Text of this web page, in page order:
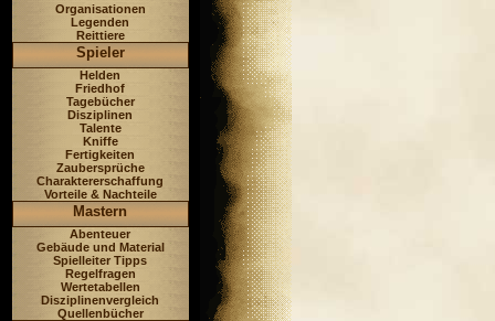
Organisationen
Legenden
Reittiere
Spieler
Helden
Friedhof
Tagebücher
Disziplinen
Talente
Kniffe
Fertigkeiten
Zaubersprüche
Charaktererschaffung
Vorteile & Nachteile
Mastern
Abenteuer
Gebäude und Material
Spielleiter Tipps
Regelfragen
Wertetabellen
Disziplinenvergleich
Quellenbücher